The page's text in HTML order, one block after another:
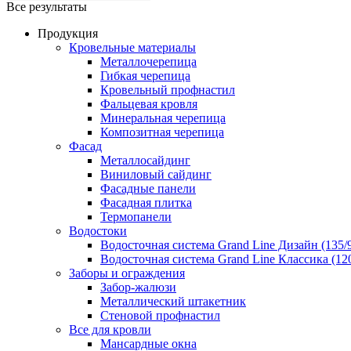
Все результаты
Продукция
Кровельные материалы
Металлочерепица
Гибкая черепица
Кровельный профнастил
Фальцевая кровля
Минеральная черепица
Композитная черепица
Фасад
Металлосайдинг
Виниловый сайдинг
Фасадные панели
Фасадная плитка
Термопанели
Водостоки
Водосточная система Grand Line Дизайн (135/
Водосточная система Grand Line Классика
Заборы и ограждения
Забор-жалюзи
Металлический штакетник
Стеновой профнастил
Все для кровли
Мансардные окна